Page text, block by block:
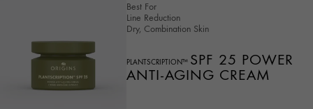
Best For
Line Reduction
Dry, Combination Skin
PLANTSCRIPTION™ SPF 25 POWER
ANTI-AGING CREAM